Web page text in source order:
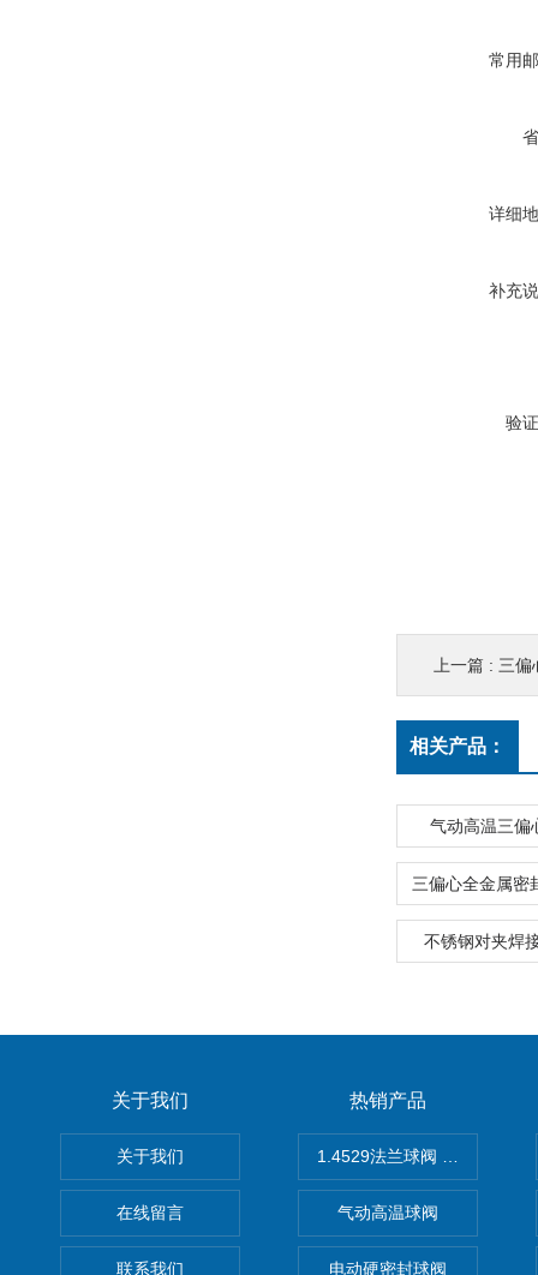
常用
详细
补充
验
上一篇 : 三偏
相关产品：
气动高温三偏
不锈钢对夹焊
关于我们
关于我们
在线留言
联系我们
热销产品
1.4529法兰球阀 不锈钢球阀
气动高温球阀
电动硬密封球阀